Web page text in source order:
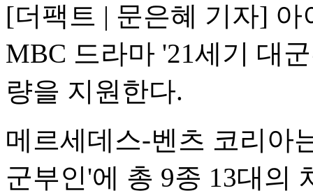
[더팩트 | 문은혜 기자]
MBC 드라마 '21세기 대
량을 지원한다.
메르세데스-벤츠 코리아
군부인'에 총 9종 13대의